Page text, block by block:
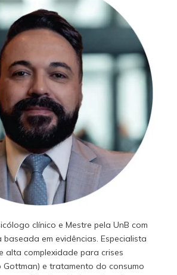
clínico e Mestre pela UnB com
em evidências. Especialista
alta complexidade para crises
e tratamento do consumo